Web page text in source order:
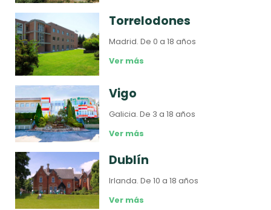
Torrelodones
Madrid.De 0 a 18 años
Ver más
Vigo
Galicia.De 3 a 18 años
Ver más
Dublín
Irlanda.De 10 a 18 años
Ver más